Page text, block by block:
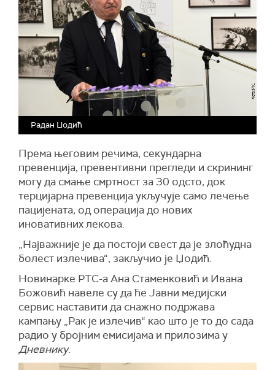
Радан Џодић
Према његовим речима, секундарна
превенција, превентивни прегледи и скрининг
могу да смање смртност за 30 одсто, док
терцијарна превенција укључује само лечење
пацијената, од операција до нових
иновативних лекова.
„Најважније је да постоји свест да је злоћудна
болест излечива“, закључио је Џодић.
Новинарке РТС-а Ана Стаменковић и Ивана
Божовић навеле су да ће Јавни медијски
сервис наставити да снажно подржава
кампању „Рак је излечив“ као што је то до сада
радио у бројним емисијама и прилозима у
Дневнику.